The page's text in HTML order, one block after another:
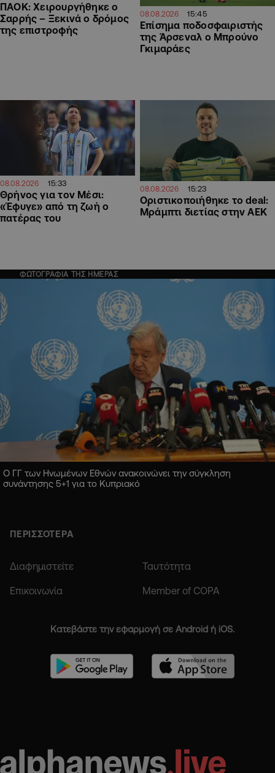
ΠΑΟΚ: Χειρουργήθηκε ο
Σαρρής – Ξεκινά ο δρόμος
της επιστροφής
08.08.2026 15:45
Επίσημα ποδοσφαιριστής
της Άρσεναλ ο Μπρούνο
Γκιμαράες
08.08.2026 15:33
Θρήνος για τον Μέσι:
«Έφυγε» από τη ζωή ο
πατέρας του
08.08.2026 15:23
Οριστικοποιήθηκε το deal:
Μράμπτι διετίας στην ΑΕΚ
ΦΩΤΟΓΡΑΦΙΑ ΤΗΣ ΗΜΕΡΑΣ
Ο ΓΓ των Ηνωμένων Εθνών ανακοινώνει την σύγκληση
συνάντησης 5+1 για το Κυπριακό
ΠΕΡΙΣΣΟΤΕΡΑ
Διαφημιστείτε Ταυτότητα
Επικοινωνία Member of COPA
Κατεβάστε την εφαρμογή σε Android ή iOS.